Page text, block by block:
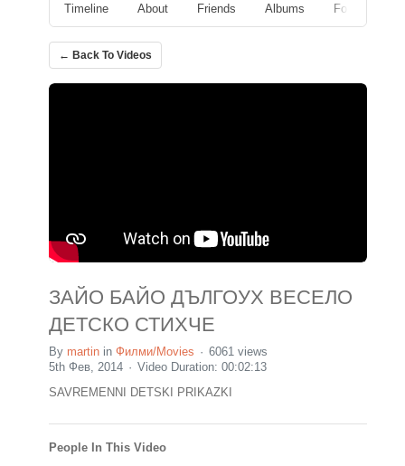
Timeline About Friends Albums Followers
← Back To Videos
ЗАЙО БАЙО ДЪЛГОУХ ВЕСЕЛО
ДЕТСКО СТИХЧЕ
By martin in Филми/Movies
6061 views
5th Фев, 2014
Video Duration: 00:02:13
SAVREMENNI DETSKI PRIKAZKI
People In This Video